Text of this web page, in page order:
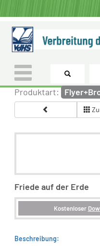
Produktart:
Friede auf der Erde
Kostenloser
Beschreibung: